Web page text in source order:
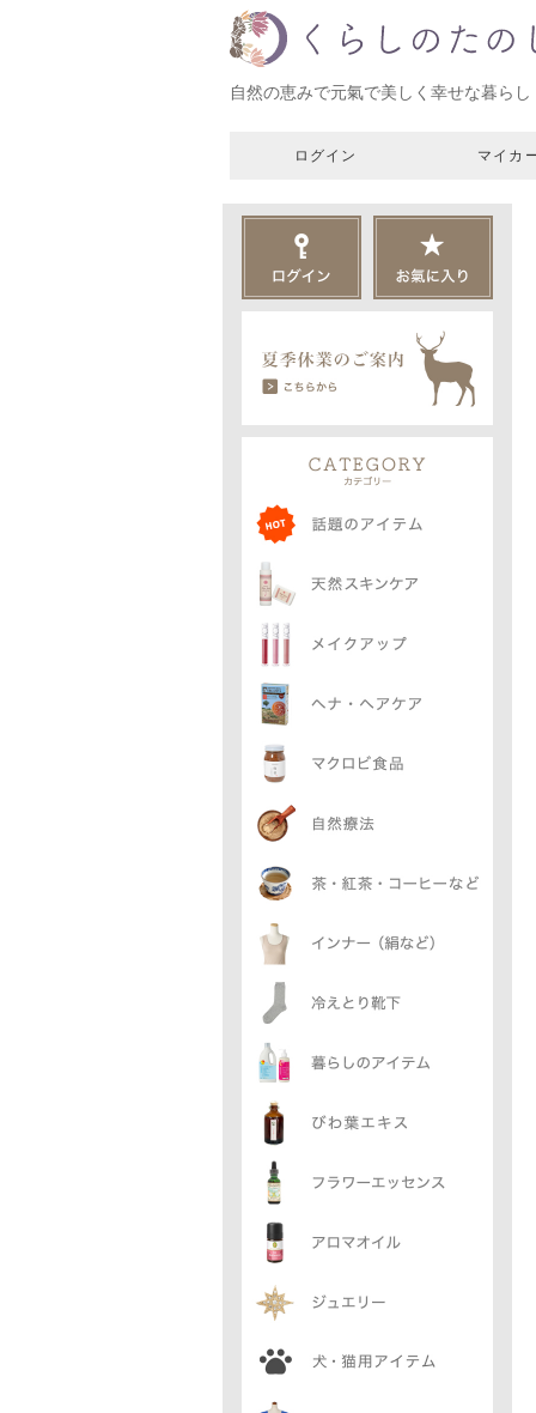
自然の恵みで元氣で美しく幸せな暮らし
ログイン マイカ